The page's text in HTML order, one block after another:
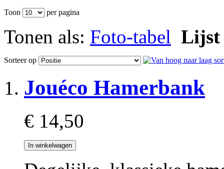
Toon per pagina
Tonen als: Foto-tabel Lijst
Sorteer op
Jouéco Hamerbank
€ 14,50
In winkelwagen